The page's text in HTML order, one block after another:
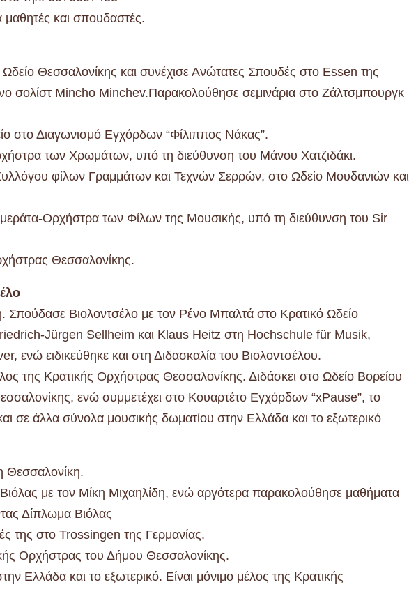
μαθητές και σπουδαστές.
Θεσσαλονίκης και συνέχισε Ανώτατες Σπουδές στο Essen της
σολίστ Mincho Minchev.Παρακολούθησε σεμινάρια στο Ζάλτσμπουργκ
στο Διαγωνισμό Εγχόρδων “Φίλιππος Νάκας”.
των Χρωμάτων, υπό τη διεύθυνση του Μάνου Χατζιδάκι.
φίλων Γραμμάτων και Τεχνών Σερρών, στο Ωδείο Μουδανιών και
Ορχήστρα των Φίλων της Μουσικής, υπό τη διεύθυνση του Sir
Θεσσαλονίκης.
Σπούδασε Βιολοντσέλο με τον Ρένο Μπαλτά στο Κρατικό Ωδείο
Jürgen Sellheim και Klaus Heitz στη Hochschule für Musik,
ενώ ειδικεύθηκε και στη Διδασκαλία του Βιολοντσέλου.
της Κρατικής Ορχήστρας Θεσσαλονίκης. Διδάσκει στο Ωδείο Βορείου
ενώ συμμετέχει στο Κουαρτέτο Εγχόρδων “xPause”, το
σε άλλα σύνολα μουσικής δωματίου στην Ελλάδα και το εξωτερικό
Θεσσαλονίκη.
με τον Μίκη Μιχαηλίδη, ενώ αργότερα παρακολούθησε μαθήματα
Δίπλωμα Βιόλας
της στο Trossingen της Γερμανίας.
Ορχήστρας του Δήμου Θεσσαλονίκης.
Ελλάδα και το εξωτερικό. Είναι μόνιμο μέλος της Κρατικής